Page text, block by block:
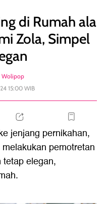
di Rumah ala
Zola, Simpel
Wolipop
15:00 WIB
jenjang pernikahan,
pemotretan
elegan,